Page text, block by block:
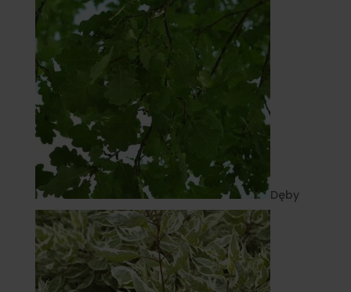
Dęby